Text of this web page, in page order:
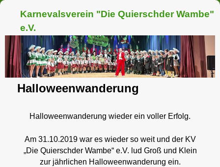
Karnevalsverein "Die Quierschder Wambe"
e.V.
Halloweenwanderung
Halloweenwanderung wieder ein voller Erfolg.
Am 31.10.2019 war es wieder so weit und der KV
„Die Quierschder Wambe“ e.V. lud Groß und Klein
zur jährlichen Halloweenwanderung ein.